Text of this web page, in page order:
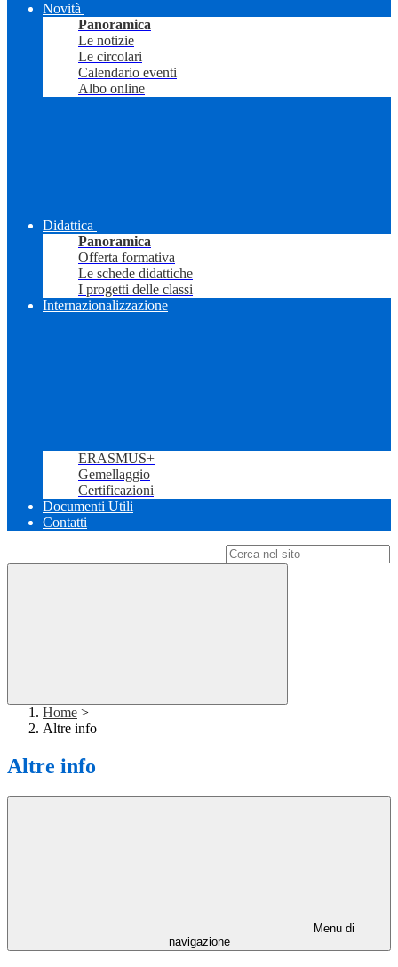
Novità
Panoramica
Le notizie
Le circolari
Calendario eventi
Albo online
Didattica
Panoramica
Offerta formativa
Le schede didattiche
I progetti delle classi
Internazionalizzazione
ERASMUS+
Gemellaggio
Certificazioni
Documenti Utili
Contatti
Home >
Altre info
Altre info
Menu di
navigazione